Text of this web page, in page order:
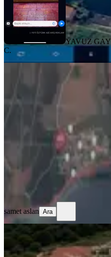
YAVUZ
C.
Şarköy
Manzaralı
273 m²
02.08.2026
1.300.000 ₺
samet aslan Ara
TAKASLI
Tümev360
Yapımına